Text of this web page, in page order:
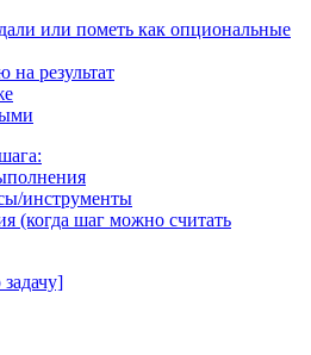
или пометь как опциональные
результат
инструменты
(когда шаг можно считать